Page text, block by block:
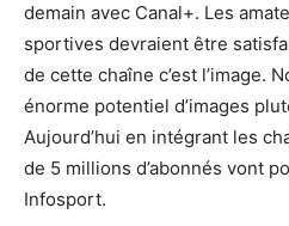
demain avec Canal+. Les
sportives devraient être
de cette chaîne c’est l’image.
énorme potentiel d’images
Aujourd’hui en intégrant les
de 5 millions d’abonnés vont
Infosport.